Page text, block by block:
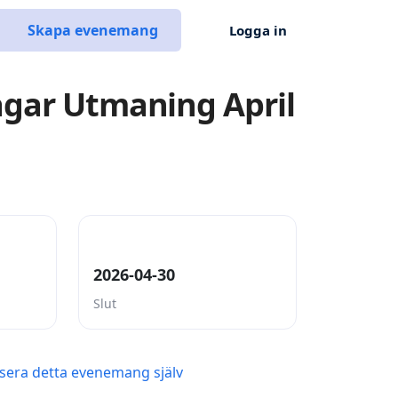
Skapa evenemang Logga in
Utmaning April
2026-04-30
Slut
detta evenemang själv